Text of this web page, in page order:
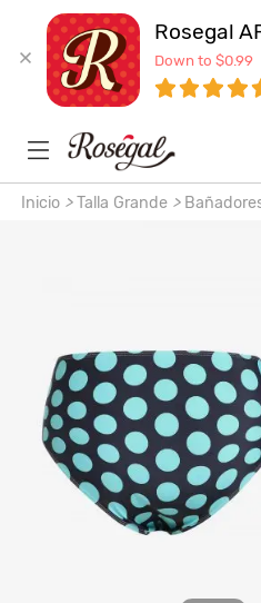
Rosegal
Down to $0.99
Inicio > Talla Grande >